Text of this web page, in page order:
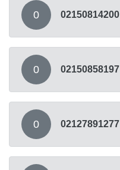
0 02150814200
0 02150858197
0 02127891277